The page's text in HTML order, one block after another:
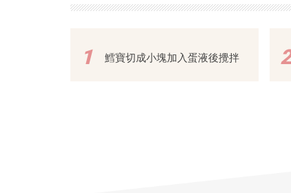
1 鱈寶切成小塊加入蛋液後攪拌 2